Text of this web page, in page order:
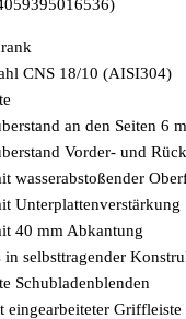
CNS 18/10 (AISI304)
an den Seiten 6
Vorder- und
wasserabstoßender
Unterplattenverstärkung
40 mm Abkantung
in selbsttragender
Schubladenblenden
eingearbeiteter Griffleiste